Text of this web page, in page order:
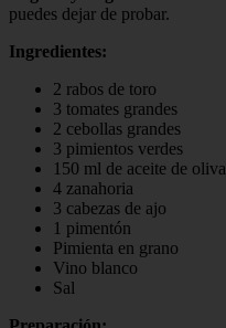
puedes dejar de probar.
Ingredientes:
2 rabos de toro
3 tomates grandes
2 cebollas grandes
3 pimientos verdes
150 ml de aceite de oliva
4 zanahoria
3 cabezas de ajo
1 pimentón
Pimienta en grano
Vino blanco
Sal